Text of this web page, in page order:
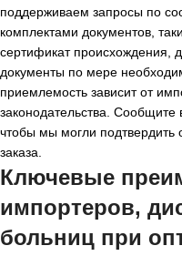
поддерживаем запросы по
комплектами документов,
сертификат происхождения,
документы по мере
приемлемость зависит от
законодательства. Сообщите
чтобы мы могли подтвердить
заказа.
Ключевые
импортеров,
больниц при